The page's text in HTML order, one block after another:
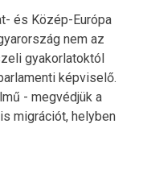
és Közép-Európa
nem az
gyakorlatoktól
képviselő.
- megvédjük a
migrációt, helyben